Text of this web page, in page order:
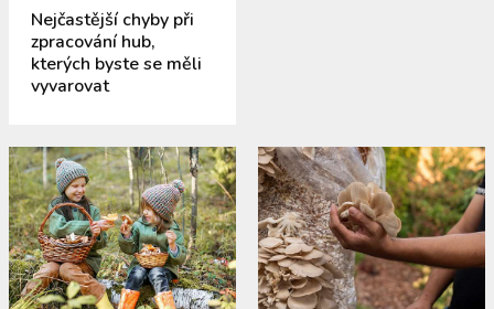
Nejčastější chyby při
zpracování hub,
kterých byste se měli
vyvarovat